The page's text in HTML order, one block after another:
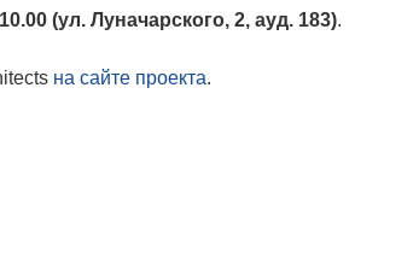
(ул. Луначарского, 2, ауд. 183).
на сайте проекта.